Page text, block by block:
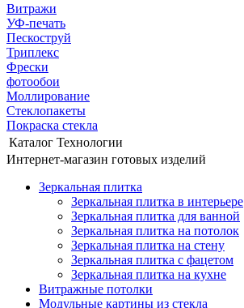
Витражи
УФ-печать
Пескоструй
Триплекс
Фрески
фотообои
Моллирование
Стеклопакеты
Покраска стекла
Каталог Технологии
Интернет-магазин готовых изделий
Зеркальная плитка
Зеркальная плитка в интерьере
Зеркальная плитка для ванной
Зеркальная плитка на потолок
Зеркальная плитка на стену
Зеркальная плитка с фацетом
Зеркальная плитка на кухне
Витражные потолки
Модульные картины из стекла